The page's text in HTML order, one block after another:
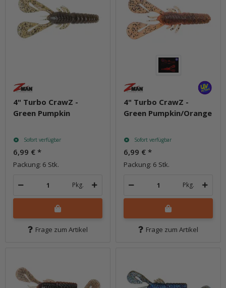
4" Turbo CrawZ -
Green Pumpkin
Sofort verfügbar
6,99 € *
Packung: 6 Stk.
Pkg.
Frage zum Artikel
4" Turbo CrawZ -
Green Pumpkin/Orange
Sofort verfügbar
6,99 € *
Packung: 6 Stk.
Pkg.
Frage zum Artikel